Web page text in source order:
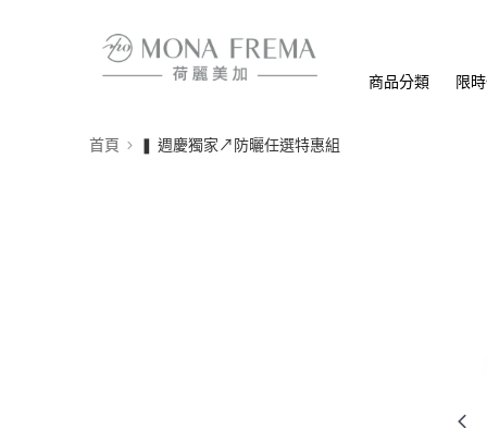
商品分類 限
首頁 ❚ 週慶獨家↗防曬任選特惠組